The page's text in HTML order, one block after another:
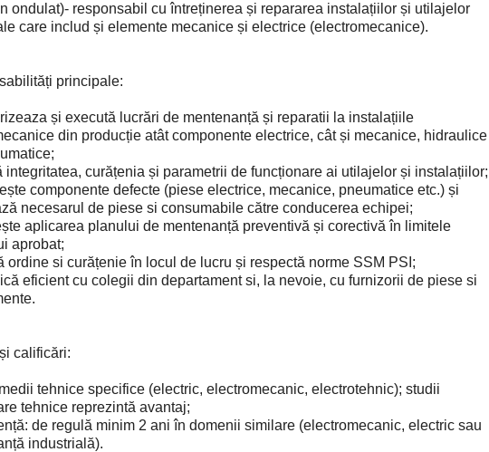
ondulat)- responsabil cu întreținerea și repararea instalațiilor și utilajelor
care includ și elemente mecanice și electrice (electromecanice).
principale:
și execută lucrări de mentenanță și reparatii la instalațiile
din producție atât componente electrice, cât și mecanice, hidraulice
integritatea, curățenia și parametrii de funcționare ai utilajelor și instalațiilor;
componente defecte (piese electrice, mecanice, pneumatice etc.) și
necesarul de piese si consumabile către conducerea echipei;
aplicarea planului de mentenanță preventivă și corectivă în limitele
aprobat;
ordine si curățenie în locul de lucru și respectă norme SSM PSI;
eficient cu colegii din departament si, la nevoie, cu furnizorii de piese si
calificări:
tehnice specifice (electric, electromecanic, electrotehnic); studii
tehnice reprezintă avantaj;
de regulă minim 2 ani în domenii similare (electromecanic, electric sau
industrială).